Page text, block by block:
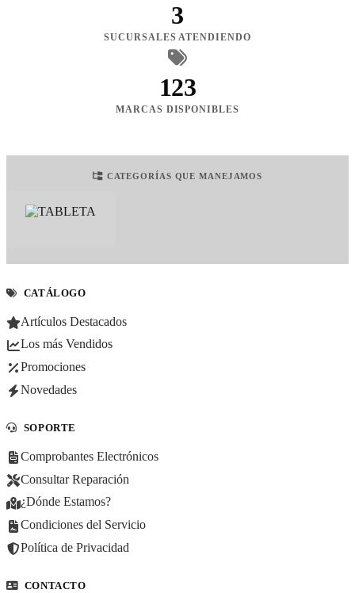
3
SUCURSALES ATENDIENDO
123
MARCAS DISPONIBLES
CATEGORÍAS QUE MANEJAMOS
CATÁLOGO
Artículos Destacados
Los más Vendidos
Promociones
Novedades
SOPORTE
Comprobantes Electrónicos
Consultar Reparación
¿Dónde Estamos?
Condiciones del Servicio
Política de Privacidad
CONTACTO